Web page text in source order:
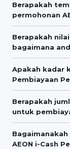
Berapakah
permohonan
Berapakah
bagaimana
Apakah kadar
Pembiayaan
Berapakah
untuk
AEON i-Cash